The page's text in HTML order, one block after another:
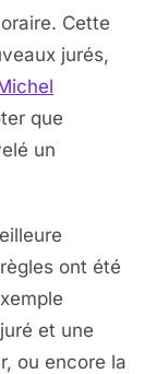
Cette
jurés,
que
un
ont été
et une
ou encore la